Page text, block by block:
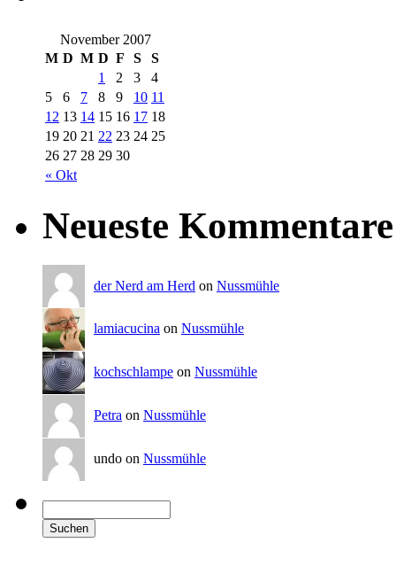
November 2007
M D M D F S S
« Okt
1 2 3
4
5
6 7 8 9 10 11
12 13 14 15 16 17 18
19 20 21 22 23 24 25
26 27 28 29 30
Neueste Kommentare
der Nerd am Herd on Nussmühle
lamiacucina on Nussmühle
kochschlampe on Nussmühle
Petra on Nussmühle
undo on Nussmühle